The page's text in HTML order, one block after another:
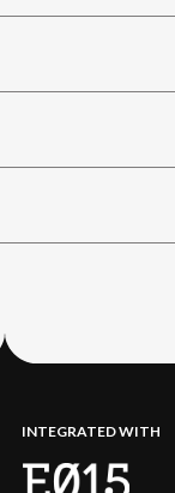
INTEGRATED WITH